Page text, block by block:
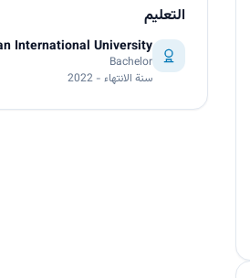
التعليم
International University
Bachelor
سنة الانتهاء - 2022